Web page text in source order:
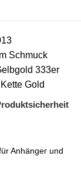
Schmuck
333er
Kette Gold
Anhänger und